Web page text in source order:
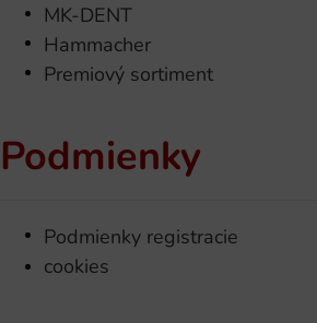
MK-DENT
Hammacher
Premiový sortiment
Podmienky
Podmienky registracie
cookies